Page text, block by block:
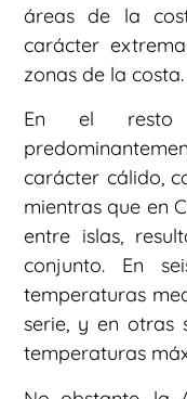
áreas de la
carácter
zonas de la costa.
En el resto
carácter cálido,
mientras que en
entre islas,
conjunto. En
temperaturas
serie, y en otras
temperaturas